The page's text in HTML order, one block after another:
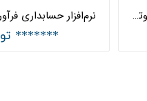
*******
نرم‌افزار حسابداری فرآورده‌های پروتئینی جامع هلو APEX